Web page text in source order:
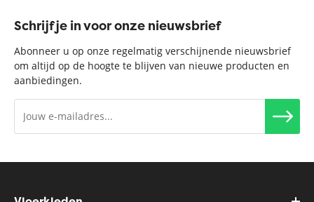
Schrijf je in voor onze nieuwsbrief
Abonneer u op onze regelmatig verschijnende nieuwsbrief
om altijd op de hoogte te blijven van nieuwe producten en
aanbiedingen.